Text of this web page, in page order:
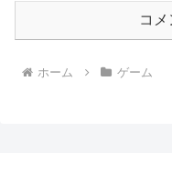
コ
ホーム ゲーム